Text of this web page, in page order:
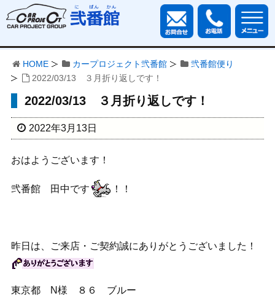
HOME カープロジェクト弐番館
弐番館便り
2022/03/13 ３月折り返しです！
2022/03/13 ３月折り返しです！
2022年3月13日
おはようございます！
弐番館 田中です ！！
昨日は、ご来店・ご契約誠にありがとうございました！
東京都 N様 ８６ ブルー